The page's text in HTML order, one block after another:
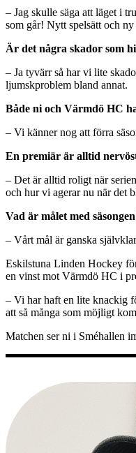
– Jag skulle säga att läget i
som går! Nytt spelsätt och ny
Är det några skador som
– Ja tyvärr så har vi lite
ljumskproblem bland annat.
Både ni och Värmdö HC
– Vi känner nog att förra
En premiär är alltid
– Det är alltid roligt när
och hur vi agerar nu när det
Vad är målet med
– Vårt mål är ganska
Eskilstuna Linden Hockey
en vinst mot Värmdö HC i
– Vi har haft en lite knackig
att så många som möjligt
Matchen ser ni i Sméhallen